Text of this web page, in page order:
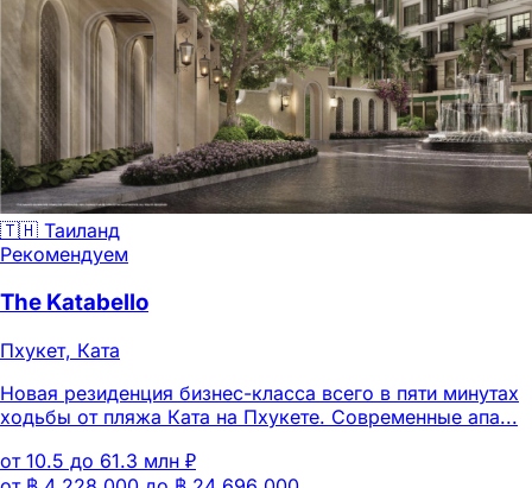
🇹🇭 Таиланд
Рекомендуем
The Katabello
Пхукет, Ката
Новая резиденция бизнес-класса всего в пяти минутах
ходьбы от пляжа Ката на Пхукете. Современные апа...
от 10.5 до 61.3 млн ₽